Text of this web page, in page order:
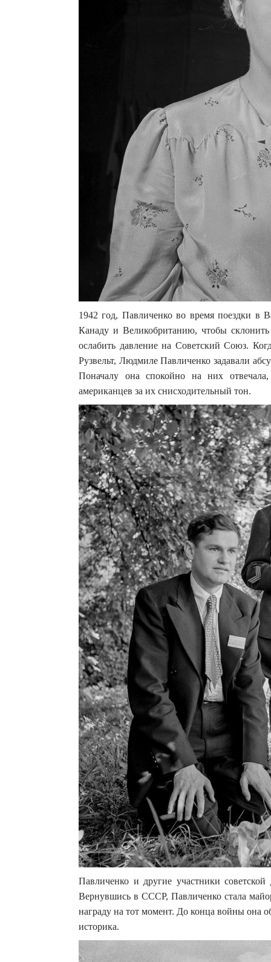
1942 год, Павличенко во время поездки
Канаду и Великобританию, чтобы
ослабить давление на Советский Союз.
Рузвельт, Людмиле Павличенко задавали
Поначалу она спокойно на них
американцев за их снисходительный тон.
Павличенко и другие участники
Вернувшись в СССР, Павличенко стала
награду на тот момент. До конца войны она
историка.